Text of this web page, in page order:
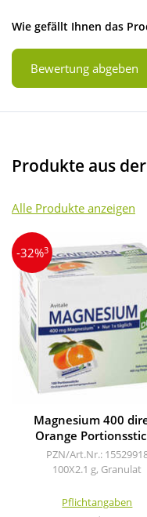
Wie gefällt Ihnen das
Bewertung abgeben
Produkte aus
Alle Produkte anzeigen
-32%3
Magnesium 400
Orange
PZN/Art.Nr.:
100X2.1 g, Granulat
Pflichtangaben